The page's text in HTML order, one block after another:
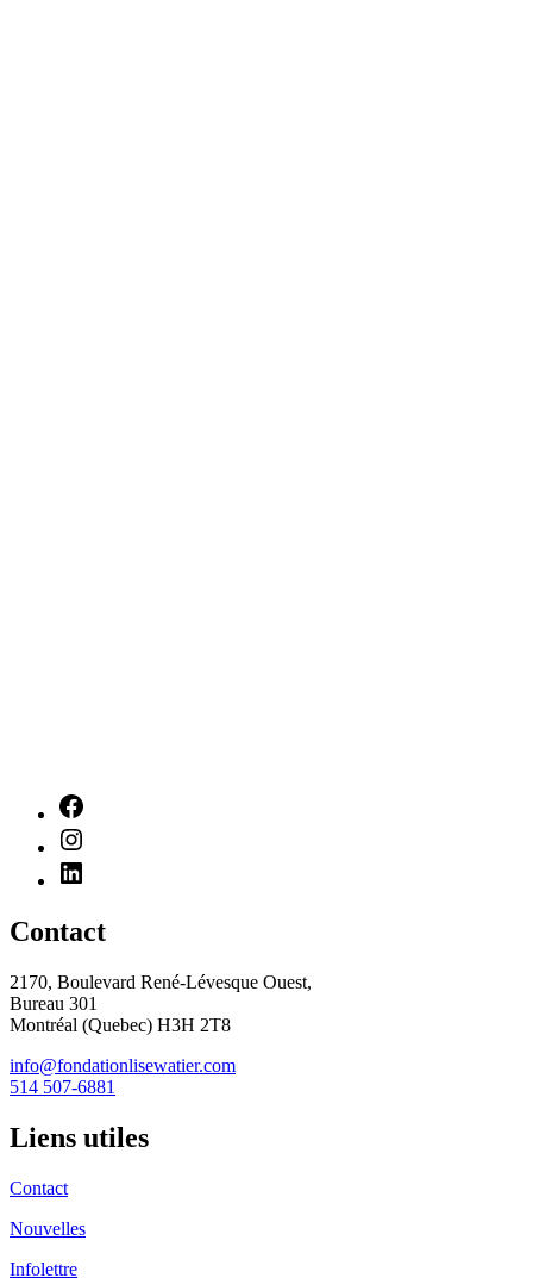
Contact
2170, Boulevard René-Lévesque Ouest,
Bureau 301
Montréal (Quebec) H3H 2T8
info@fondationlisewatier.com
514 507-6881
Liens utiles
Contact
Nouvelles
Infolettre